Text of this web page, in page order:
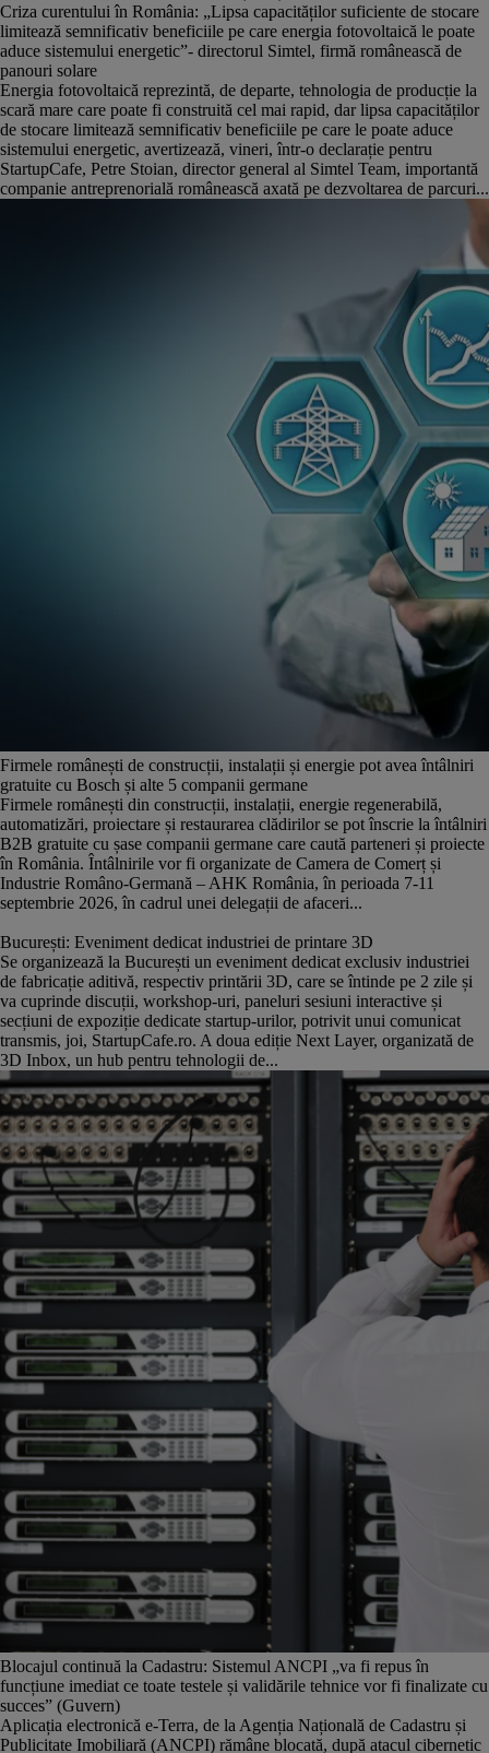
Criza curentului în România: „Lipsa capacităților suficiente de stocare
limitează semnificativ beneficiile pe care energia fotovoltaică le poate
aduce sistemului energetic”- directorul Simtel, firmă românească de
panouri solare
Energia fotovoltaică reprezintă, de departe, tehnologia de producție la
scară mare care poate fi construită cel mai rapid, dar lipsa capacităților
de stocare limitează semnificativ beneficiile pe care le poate aduce
sistemului energetic, avertizează, vineri, într-o declarație pentru
StartupCafe, Petre Stoian, director general al Simtel Team, importantă
companie antreprenorială românească axată pe dezvoltarea de parcuri...
Firmele românești de construcții, instalații și energie pot avea întâlniri
gratuite cu Bosch și alte 5 companii germane
Firmele românești din construcții, instalații, energie regenerabilă,
automatizări, proiectare și restaurarea clădirilor se pot înscrie la întâlniri
B2B gratuite cu șase companii germane care caută parteneri și proiecte
în România. Întâlnirile vor fi organizate de Camera de Comerț și
Industrie Româno-Germană – AHK România, în perioada 7-11
septembrie 2026, în cadrul unei delegații de afaceri...
București: Eveniment dedicat industriei de printare 3D
Se organizează la București un eveniment dedicat exclusiv industriei
de fabricație aditivă, respectiv printării 3D, care se întinde pe 2 zile și
va cuprinde discuții, workshop-uri, paneluri sesiuni interactive și
secțiuni de expoziție dedicate startup-urilor, potrivit unui comunicat
transmis, joi, StartupCafe.ro. A doua ediție Next Layer, organizată de
3D Inbox, un hub pentru tehnologii de...
Blocajul continuă la Cadastru: Sistemul ANCPI „va fi repus în
funcțiune imediat ce toate testele și validările tehnice vor fi finalizate cu
succes” (Guvern)
Aplicația electronică e-Terra, de la Agenția Națională de Cadastru și
Publicitate Imobiliară (ANCPI) rămâne blocată, după atacul cibernetic